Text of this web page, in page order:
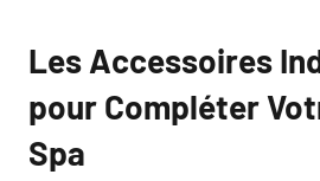
Les Accessoires
pour Compléter
Spa